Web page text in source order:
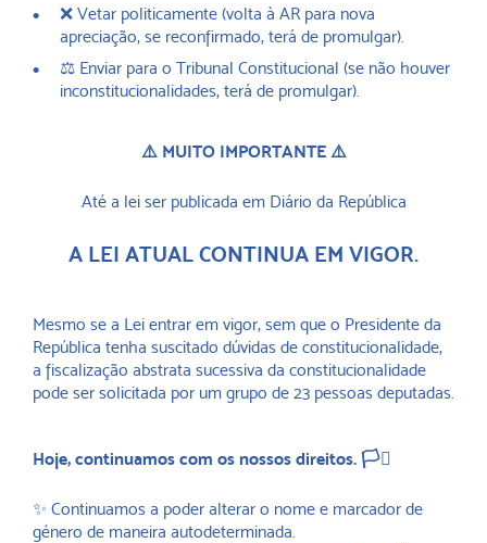
❌ Vetar politicamente (volta à AR para nova
apreciação, se reconfirmado, terá de promulgar).
⚖️ Enviar para o Tribunal Constitucional (se não houver
inconstitucionalidades, terá de promulgar).
⚠️ MUITO IMPORTANTE ⚠️
Até a lei ser publicada em Diário da República
A LEI ATUAL CONTINUA EM VIGOR.
Mesmo se a Lei entrar em vigor, sem que o Presidente da
República tenha suscitado dúvidas de constitucionalidade,
a fiscalização abstrata sucessiva da constitucionalidade
pode ser solicitada por um grupo de 23 pessoas deputadas.
Hoje, continuamos com os nossos direitos. 🏳️‍⚧️
✨ Continuamos a poder alterar o nome e marcador de
género de maneira autodeterminada.